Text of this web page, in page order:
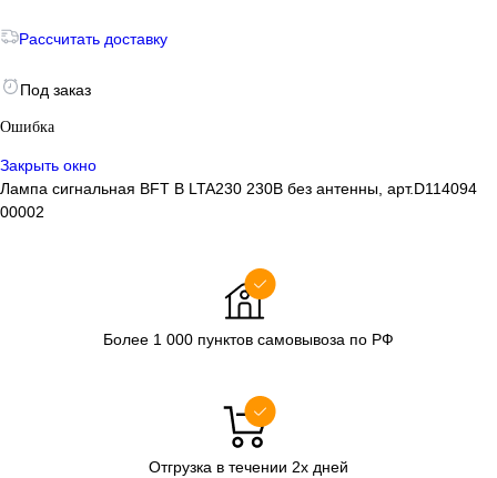
Рассчитать доставку
Под заказ
Ошибка
Закрыть окно
Лампа сигнальная BFT B LTA230 230В без антенны, арт.D114094
00002
Более 1 000 пунктов самовывоза по РФ
Отгрузка в течении 2х дней